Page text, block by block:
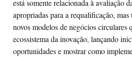
está somente relacionada à avaliação
apropriadas para a requalificação,
novos modelos de negócios circulares
ecossistema da inovação, lançando
oportunidades e mostrar como